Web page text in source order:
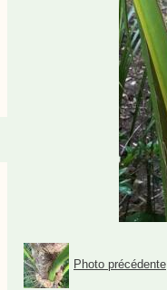
Photo précédente